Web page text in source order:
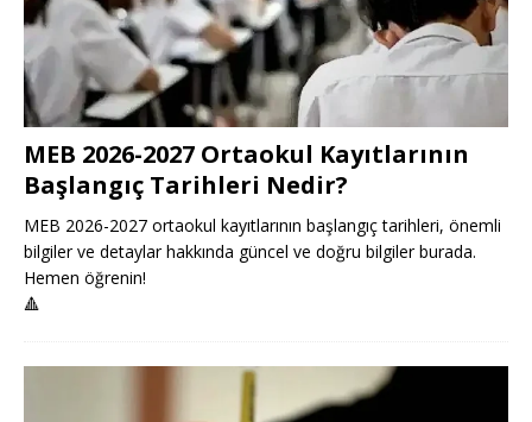
MEB 2026-2027 Ortaokul Kayıtlarının
Başlangıç Tarihleri Nedir?
MEB 2026-2027 ortaokul kayıtlarının başlangıç tarihleri, önemli
bilgiler ve detaylar hakkında güncel ve doğru bilgiler burada.
Hemen öğrenin!
🔺